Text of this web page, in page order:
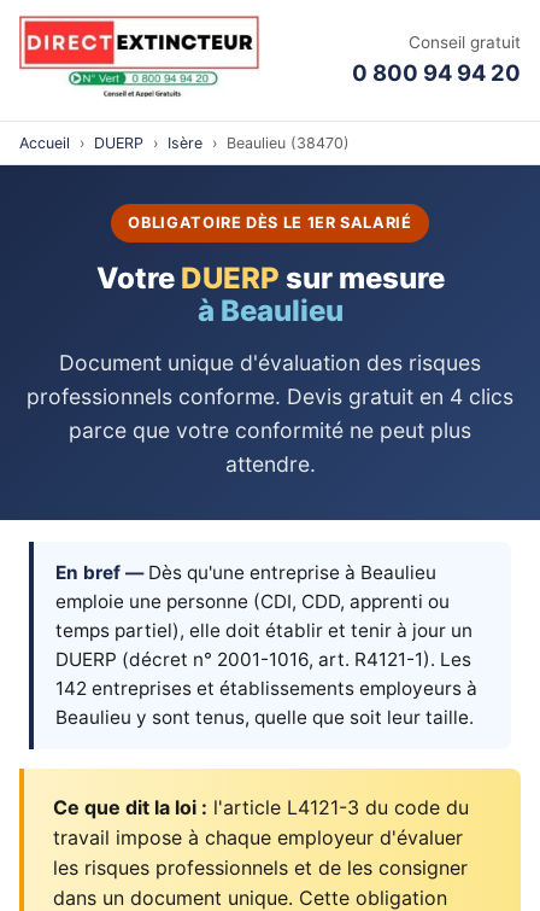
Conseil gratuit
0 800 94 94 20
Accueil › DUERP › Isère › Beaulieu (38470)
OBLIGATOIRE DÈS LE 1ER SALARIÉ
Votre DUERP sur mesure
à Beaulieu
Document unique d'évaluation des risques
professionnels conforme. Devis gratuit en 4 clics
parce que votre conformité ne peut plus
attendre.
En bref —Dès qu'une entreprise à Beaulieu
emploie une personne (CDI, CDD, apprenti ou
temps partiel), elle doit établir et tenir à jour un
DUERP (décret n° 2001-1016, art. R4121-1). Les
142 entreprises et établissements employeurs à
Beaulieu y sont tenus, quelle que soit leur taille.
Ce que dit la loi : l'article L4121-3 du code du
travail impose à chaque employeur d'évaluer
les risques professionnels et de les consigner
dans un document unique. Cette obligation